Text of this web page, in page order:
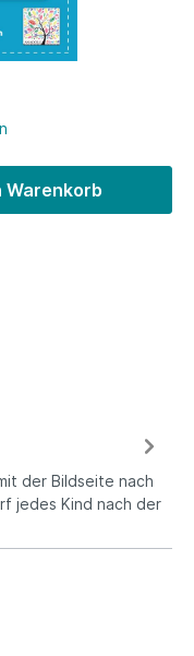
Warenkorb
der Bildseite nach
jedes Kind nach der